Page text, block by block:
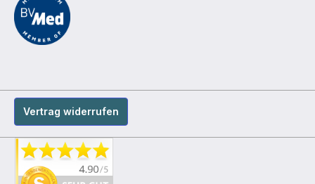
Vertrag widerrufen